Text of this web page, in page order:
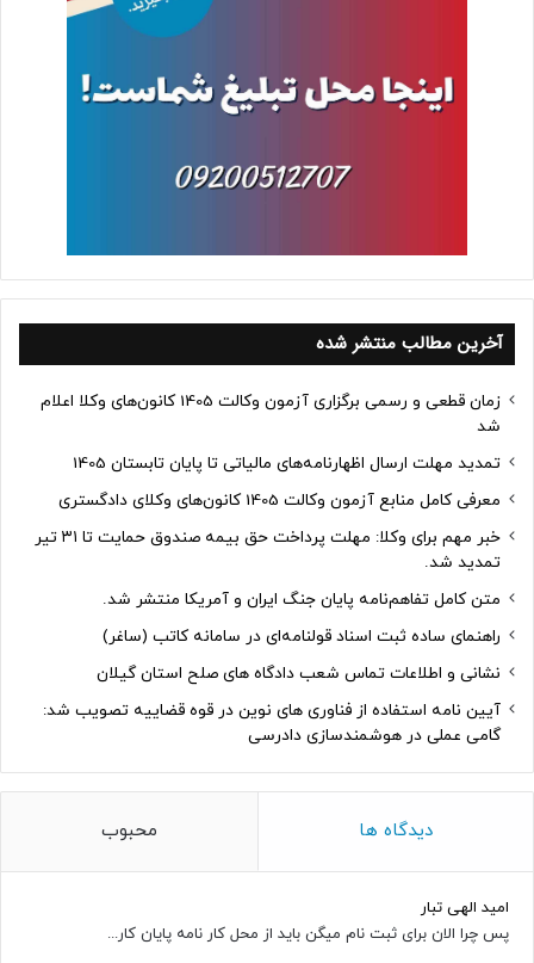
آخرین مطالب منتشر شده
زمان قطعی و رسمی برگزاری آزمون وکالت 1405 کانون‌های وکلا اعلام
شد
تمدید مهلت ارسال اظهارنامه‌های مالیاتی تا پایان تابستان 1405
معرفی کامل منابع آزمون وکالت 1405 کانون‌های وکلای دادگستری
خبر مهم برای وکلا: مهلت پرداخت حق بیمه صندوق حمایت تا ۳۱ تیر
تمدید شد.
متن کامل تفاهم‌نامه پایان جنگ ایران و آمریکا منتشر شد.
راهنمای ساده ثبت اسناد قولنامه‌ای در سامانه کاتب (ساغر)
نشانی و اطلاعات تماس شعب دادگاه های صلح استان گیلان
آیین نامه استفاده از فناوری های نوین در قوه قضاییه تصویب شد:
گامی عملی در هوشمندسازی دادرسی
دیدگاه ها محبوب
امید الهی تبار
پس چرا الان برای ثبت نام میگن باید از محل کار نامه پایان کار...